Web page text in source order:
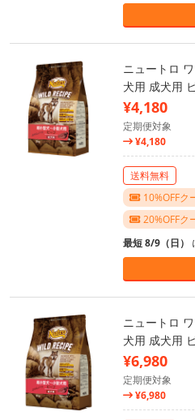
ニュートロ
犬用 成犬用
¥4,180
定期便対象
¥4,180
送料無料
10%OFFク
20%OFFク
最短 8/9（日）
ニュートロ
犬用 成犬用
¥6,980
定期便対象
¥6,980